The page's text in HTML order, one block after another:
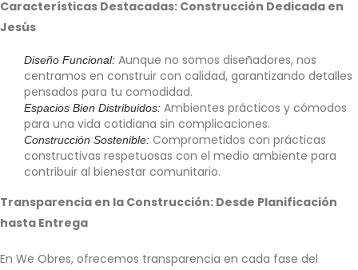
Características Destacadas: Construcción Dedicada en
Jesús
Diseño Funcional:Aunque no somos diseñadores, nos
centramos en construir con calidad, garantizando detalles
pensados para tu comodidad.
Espacios Bien Distribuidos:Ambientes prácticos y cómodos
para una vida cotidiana sin complicaciones.
Construcción Sostenible:Comprometidos con prácticas
constructivas respetuosas con el medio ambiente para
contribuir al bienestar comunitario.
Transparencia en la Construcción: Desde Planificación
hasta Entrega
En We Obres, ofrecemos transparencia en cada fase del